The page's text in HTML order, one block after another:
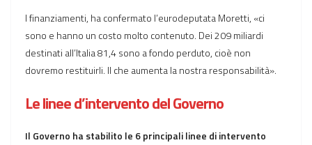
I finanziamenti, ha confermato l’eurodeputata Moretti, «ci
sono e hanno un costo molto contenuto. Dei 209 miliardi
destinati all’Italia 81,4 sono a fondo perduto, cioè non
dovremo restituirli. Il che aumenta la nostra responsabilità».
Le linee d’intervento del Governo
Il Governo ha stabilito le 6 principali linee di intervento